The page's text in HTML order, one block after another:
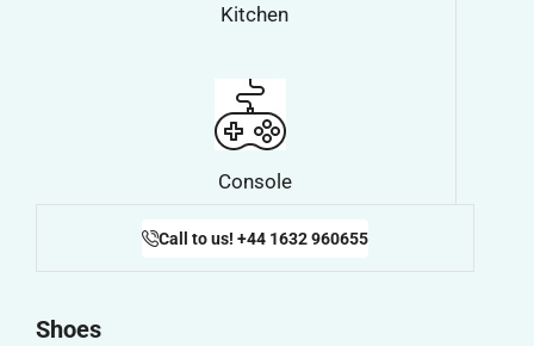
Kitchen
Console
Call to us! +44 1632 960655
Shoes